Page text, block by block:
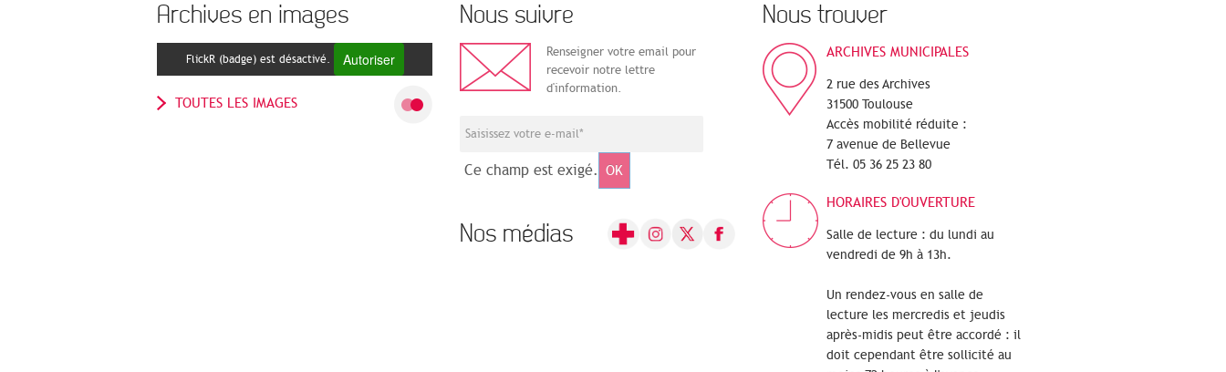
Archives en images
FlickR (badge) est désactivé. Autoriser
TOUTES LES IMAGES
Nous suivre
Renseigner votre email pour
recevoir notre lettre
d'information.
Ce champ est exigé. OK
Nos médias
Nous trouver
ARCHIVES MUNICIPALES
2 rue des Archives
31500 Toulouse
Accès mobilité réduite :
7 avenue de Bellevue
Tél. 05 36 25 23 80
HORAIRES D'OUVERTURE
Salle de lecture : du lundi au
vendredi de 9h à 13h.
Un rendez-vous en salle de
lecture les mercredis et jeudis
après-midis peut être accordé : il
doit cependant être sollicité au